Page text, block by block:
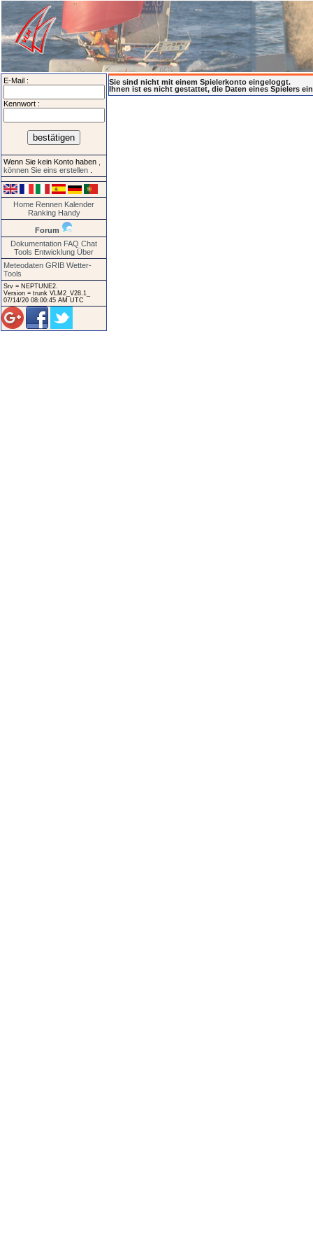
E-Mail :
Kennwort :
Wenn Sie kein Konto haben
können Sie eins erstellen
Home Rennen Kalender
Ranking Handy
Forum
Dokumentation FAQ Chat
Tools Entwicklung Über
Meteodaten GRIB Wetter-
Tools
Srv = NEPTUNE2.
Version = trunk VLM2_V28.1_
07/14/20 08:00:45 AM UTC
Sie sind nicht mit einem Spielerkonto eingeloggt.
Ihnen ist es nicht gestattet, die Daten eines Spielers